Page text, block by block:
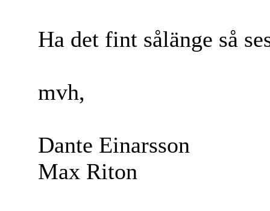
Ha det fint sålänge så
mvh,
Dante Einarsson
Max Riton